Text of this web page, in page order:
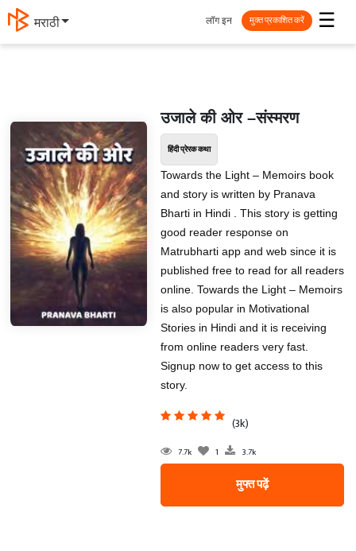
मराठी ☰
लॉग इन मुक्त प्रकाशित करें
उजाले की ओर –संस्मरण
हिंदी प्रेरक कथा
Towards the Light – Memoirs book
and story is written by Pranava
Bharti in Hindi . This story is getting
good reader response on
Matrubharti app and web since it is
published free to read for all readers
online. Towards the Light – Memoirs
is also popular in Motivational
Stories in Hindi and it is receiving
from online readers very fast.
Signup now to get access to this
story.
(3k)
7.7k 1 3.7k
मुफ्त पढ़ें